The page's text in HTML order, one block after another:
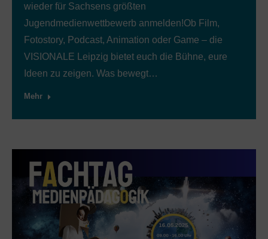
wieder für Sachsens größten
Jugendmedienwettbewerb anmelden!Ob Film,
Fotostory, Podcast, Animation oder Game – die
VISIONALE Leipzig bietet euch die Bühne, eure
Ideen zu zeigen. Was bewegt…
Mehr